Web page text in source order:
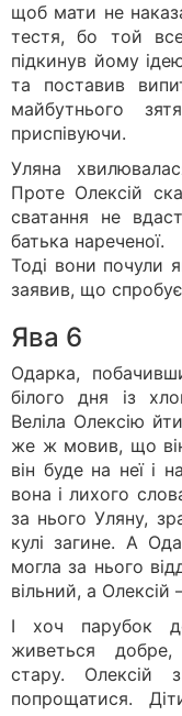
щоб мати не
тестя, бо той
підкинув йому
та поставив
майбутнього
приспівуючи.
Уляна
Проте Олексій
сватання не
батька нареченої.
Тоді вони почули
заявив, що
Ява 6
Одарка,
білого дня із
Веліла Олексію
же ж мовив, що
він буде на неї і
вона і лихого
за нього Уляну,
кулі загине. А
могла за нього
вільний, а Олексій
І хоч парубок
живеться добре,
стару. Олексій
попрощатися.